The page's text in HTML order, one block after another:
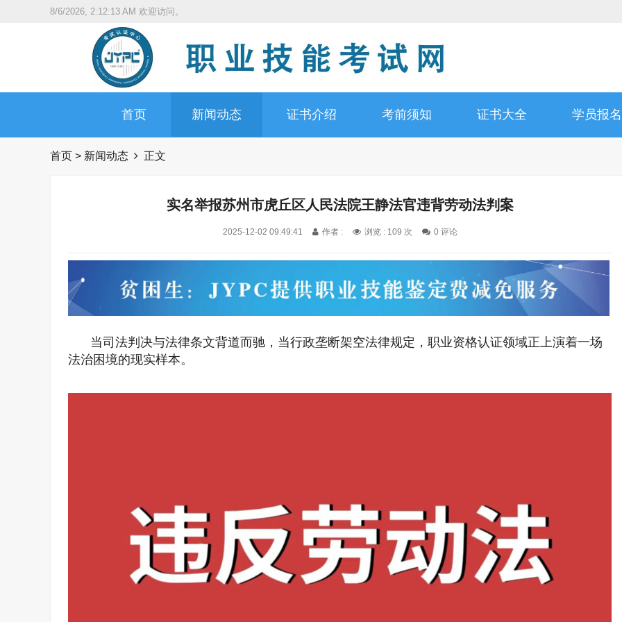
8/6/2026, 2:12:14 AM 欢迎访问。
首页 新闻动态 证书介绍 考前须知 证书大全 学员报名
首页 > 新闻动态 正文
实名举报苏州市虎丘区人民法院王静法官违背劳动法判案
2025-12-02 09:49:41 作者 : 浏览 : 109 次 0 评论
当司法判决与法律条文背道而驰，当行政垄断架空法律规定，职业资格认证领域正上演着一场
法治困境的现实样本。